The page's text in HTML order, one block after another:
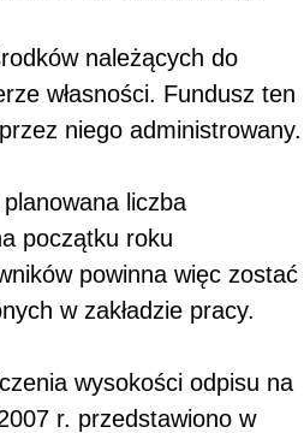
należących do
własności. Fundusz ten
niego administrowany.
liczba
początku roku
powinna więc zostać
w zakładzie pracy.
wysokości odpisu na
r. przedstawiono w